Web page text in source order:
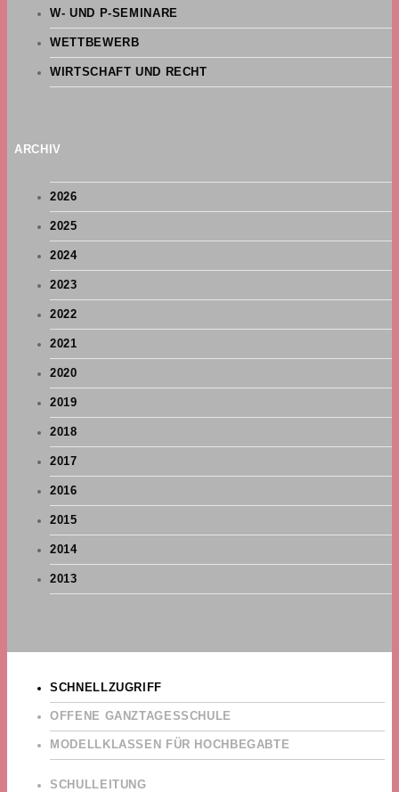
W- UND P-SEMINARE
WETTBEWERB
WIRTSCHAFT UND RECHT
ARCHIV
2026
2025
2024
2023
2022
2021
2020
2019
2018
2017
2016
2015
2014
2013
SCHNELLZUGRIFF
OFFENE GANZTAGESSCHULE
MODELLKLASSEN FÜR HOCHBEGABTE
SCHULLEITUNG